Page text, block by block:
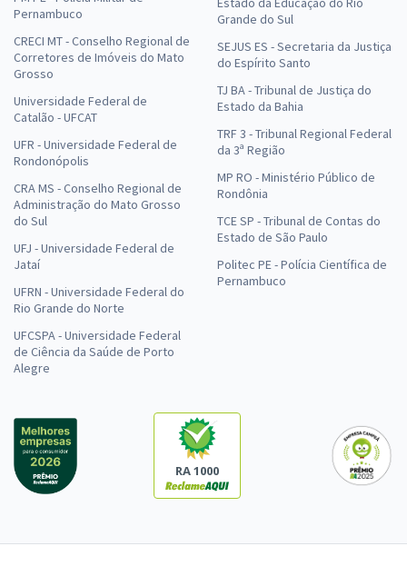
Pernambuco
CRECI MT - Conselho Regional de
Corretores de Imóveis do Mato
Grosso
Universidade Federal de
Catalão - UFCAT
UFR - Universidade Federal de
Rondonópolis
CRA MS - Conselho Regional de
Administração do Mato Grosso
do Sul
UFJ - Universidade Federal de
Jataí
UFRN - Universidade Federal do
Rio Grande do Norte
UFCSPA - Universidade Federal
de Ciência da Saúde de Porto
Alegre
Grande do Sul
SEJUS ES - Secretaria da Justiça
do Espírito Santo
TJ BA - Tribunal de Justiça do
Estado da Bahia
TRF 3 - Tribunal Regional Federal
da 3ª Região
MP RO - Ministério Público de
Rondônia
TCE SP - Tribunal de Contas do
Estado de São Paulo
Politec PE - Polícia Científica de
Pernambuco
RA 1000